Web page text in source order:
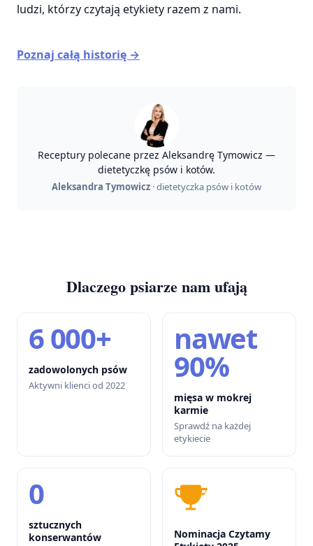
ludzi, którzy czytają etykiety razem z nami.
Poznaj całą historię →
Receptury polecane przez Aleksandrę Tymowicz —
dietetyczkę psów i kotów.
Aleksandra Tymowicz · dietetyczka psów i kotów
Dlaczego psiarze nam ufają
6 000+
zadowolonych psów
Aktywni klienci od 2022
nawet
90%
mięsa w mokrej
karmie
Sprawdź na każdej
etykiecie
0
sztucznych
konserwantów
Nominacja Czytamy